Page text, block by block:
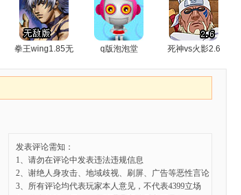
拳王wing1.85无
q版泡泡堂 死神vs火影2.6